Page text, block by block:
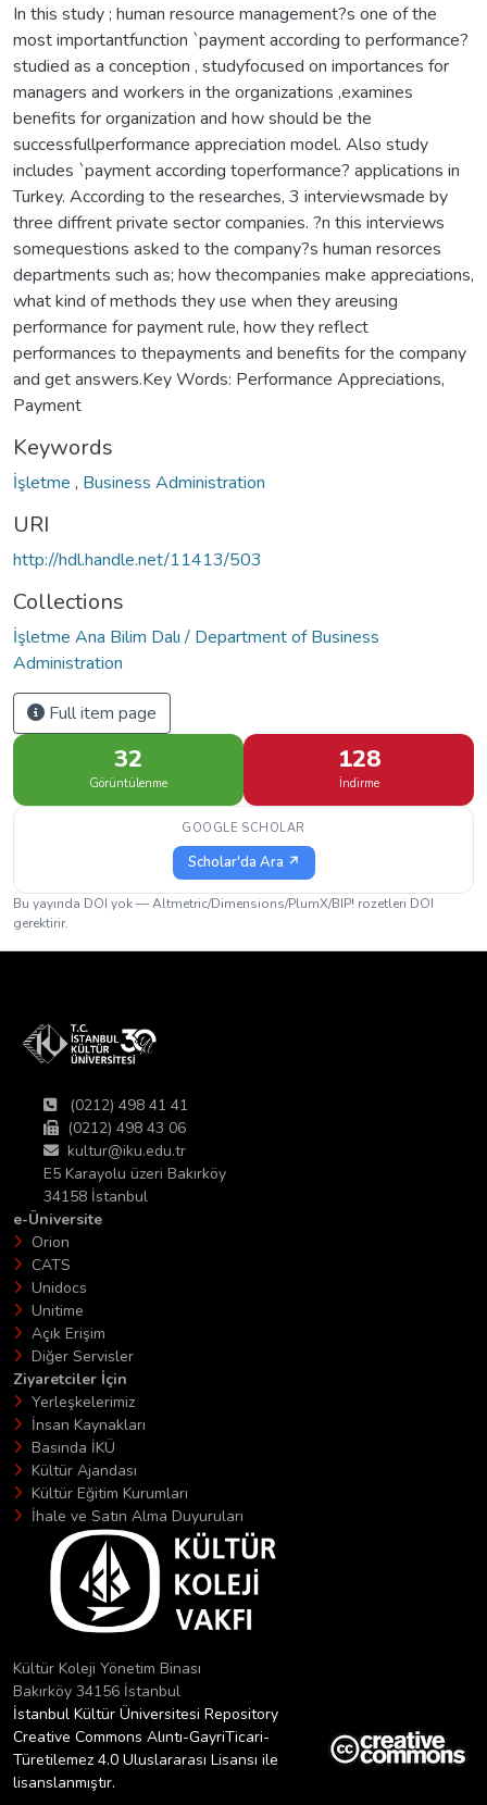
In this study ; human resource management?s one of the
most importantfunction `payment according to performance?
studied as a conception , studyfocused on importances for
managers and workers in the organizations ,examines
benefits for organization and how should be the
successfullperformance appreciation model. Also study
includes `payment according toperformance? applications in
Turkey. According to the researches, 3 interviewsmade by
three diffrent private sector companies. ?n this interviews
somequestions asked to the company?s human resorces
departments such as; how thecompanies make appreciations,
what kind of methods they use when they areusing
performance for payment rule, how they reflect
performances to thepayments and benefits for the company
and get answers.Key Words: Performance Appreciations,
Payment
Keywords
İşletme , Business Administration
URI
http://hdl.handle.net/11413/503
Collections
İşletme Ana Bilim Dalı / Department of Business
Administration
Full item page
32
Görüntülenme
128
İndirme
GOOGLE SCHOLAR
Scholar'da Ara ↗
Bu yayında DOI yok — Altmetric/Dimensions/PlumX/BIP! rozetleri DOI
gerektirir.
(0212) 498 41 41
(0212) 498 43 06
kultur@iku.edu.tr
E5 Karayolu üzeri Bakırköy
34158 İstanbul
e-Üniversite
Orion
CATS
Unidocs
Unitime
Açık Erişim
Diğer Servisler
Ziyaretciler İçin
Yerleşkelerimiz
İnsan Kaynakları
Basında İKÜ
Kültür Ajandası
Kültür Eğitim Kurumları
İhale ve Satın Alma Duyuruları
Kültür Koleji Yönetim Binası
Bakırköy 34156 İstanbul
İstanbul Kültür Üniversitesi Repository
Creative Commons Alıntı-GayriTicari-
Türetilemez 4.0 Uluslararası Lisansı ile
lisanslanmıştır.